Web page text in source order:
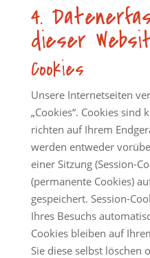
4.
dieser
Cookies
Unsere Internetseiten
„Cookies“. Cookies sind
richten auf Ihrem
werden entweder
einer Sitzung (Session-
(permanente Cookies)
gespeichert. Session-
Ihres Besuchs
Cookies bleiben auf
Sie diese selbst löschen